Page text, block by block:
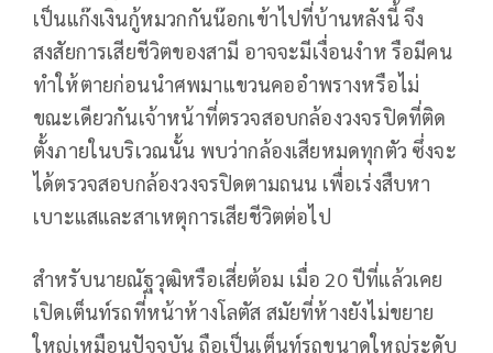
เป็นแก๊งเงินกู้หมวกกันน๊อกเข้าไปที่บ้านหลังนี้ จึง
สงสัยการเสียชีวิตของสามี อาจจะมีเงื่อนงำห รือมีคน
ทำให้ตายก่อนนำศพมาแขวนคออำพรางหรือไม่
ขณะเดียวกันเจ้าหน้าที่ตรวจสอบกล้องวงจรปิดที่ติด
ตั้งภายในบริเวณนั้น พบว่ากล้องเสียหมดทุกตัว ซึ่งจะ
ได้ตรวจสอบกล้องวงจรปิดตามถนน เพื่อเร่งสืบหา
เบาะแสและสาเหตุการเสียชีวิตต่อไป
สำหรับนายณัฐวุฒิหรือเสี่ยต้อม เมื่อ 20 ปีที่แล้วเคย
เปิดเต็นท์รถที่หน้าห้างโลตัส สมัยที่ห้างยังไม่ขยาย
ใหญ่เหมือนปัจจุบัน ถือเป็นเต็นท์รถขนาดใหญ่ระดับ